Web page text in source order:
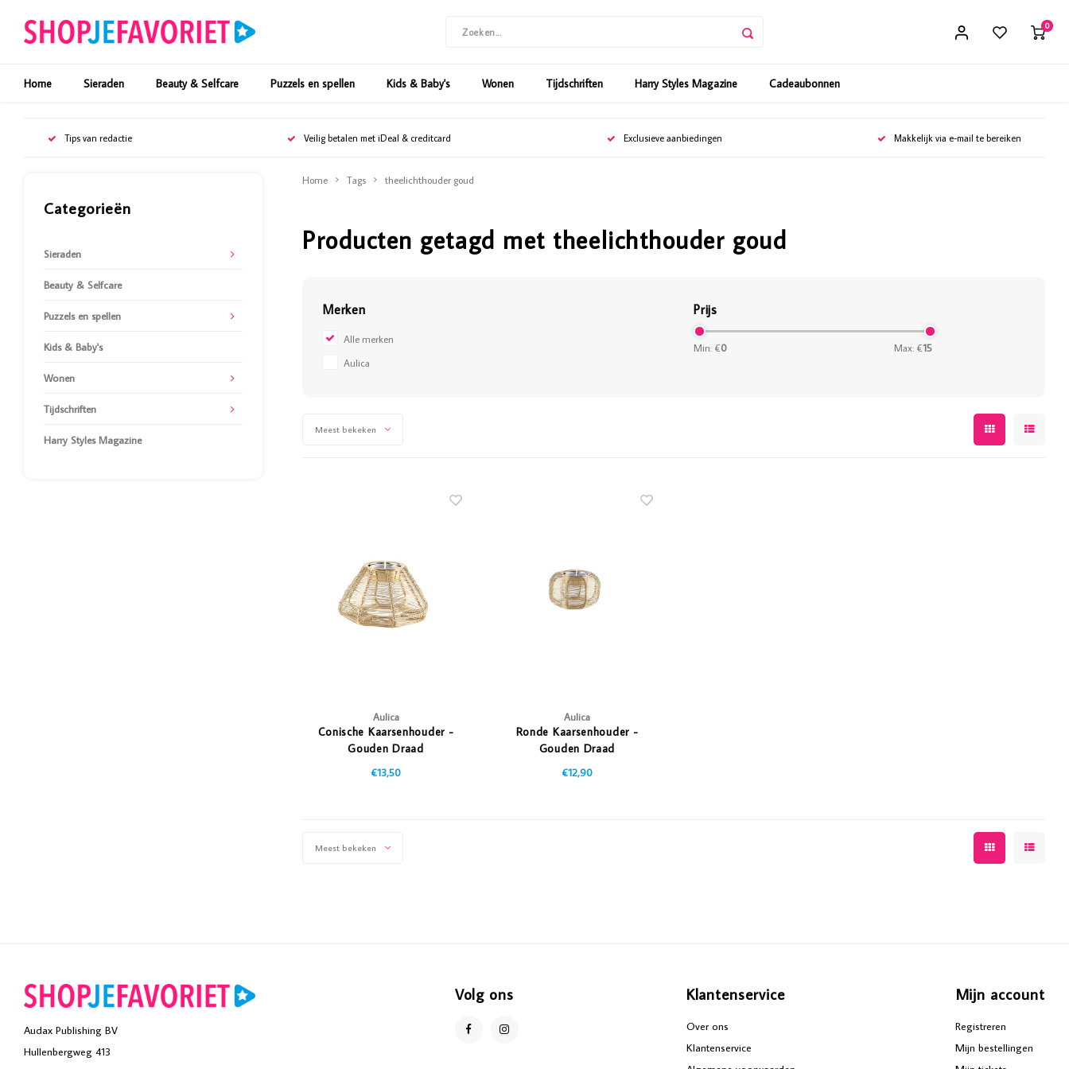
0
Home Sieraden Beauty & Selfcare Puzzels en spellen Kids & Baby's Wonen Tijdschriften Harry Styles Magazine Cadeaubonnen
Tips van redactie Veilig betalen met iDeal & creditcard Exclusieve aanbiedingen Makkelijk via e-mail te bereiken
Categorieën
Sieraden
Beauty & Selfcare
Puzzels en spellen
Kids & Baby's
Wonen
Tijdschriften
Harry Styles Magazine
Home Tags theelichthouder goud
Producten getagd met theelichthouder goud
Merken
Alle merken
Aulica
Prijs
Min: €0 Max: €15
Meest bekeken
Aulica
Conische Kaarsenhouder -
Gouden Draad
€13,50
Aulica
Ronde Kaarsenhouder -
Gouden Draad
€12,90
Meest bekeken
Audax Publishing BV
Hullenbergweg 413
Volg ons Klantenservice
Over ons
Klantenservice
Mijn account
Registreren
Mijn bestellingen